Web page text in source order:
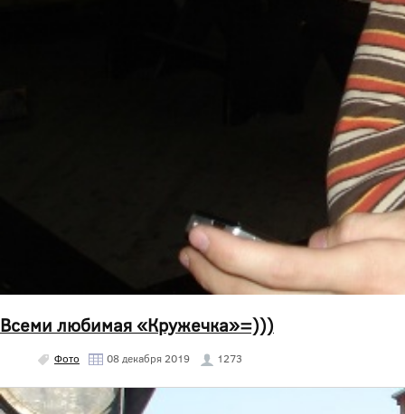
Всеми любимая «Кружечка»=)))
Фото 08 декабря 2019 1273